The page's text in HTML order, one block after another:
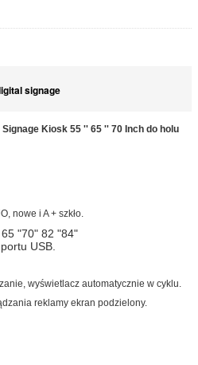
signage
Kiosk 55 '' 65 '' 70 Inch do holu
nowe i A + szkło.
"70" 82 "84"
USB.
wyświetlacz automatycznie w cyklu.
reklamy ekran podzielony.